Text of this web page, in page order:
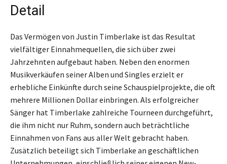
Detail
Das Vermögen von Justin Timberlake ist das Resultat
vielfältiger Einnahmequellen, die sich über zwei
Jahrzehnten aufgebaut haben. Neben den enormen
Musikverkäufen seiner Alben und Singles erzielt er
erhebliche Einkünfte durch seine Schauspielprojekte, die oft
mehrere Millionen Dollar einbringen. Als erfolgreicher
Sänger hat Timberlake zahlreiche Tourneen durchgeführt,
die ihm nicht nur Ruhm, sondern auch beträchtliche
Einnahmen von Fans aus aller Welt gebracht haben.
Zusätzlich beteiligt sich Timberlake an geschäftlichen